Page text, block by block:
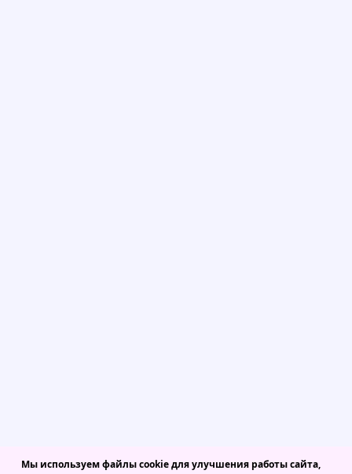
Мы используем файлы cookie для улучшения работы сайта,